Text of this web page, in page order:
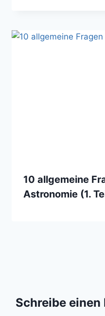
10 allgemeine
Astronomie (1.
Schreibe einen